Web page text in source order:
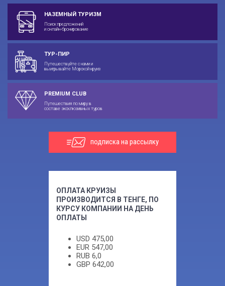
НАЗЕМНЫЙ ТУРИЗМ
Поиск предложений
и онлайн-бронирование
ТУР-ПИР
Путешествуйте с нами и
выигрывайте Морской круиз
PREMIUM CLUB
Путешествия по миру в
составе эксклюзивных туров
подписка на рассылку
ОПЛАТА КРУИЗЫ
ПРОИЗВОДИТСЯ В ТЕНГЕ, ПО
КУРСУ КОМПАНИИ НА ДЕНЬ
ОПЛАТЫ
USD 475,00
EUR 547,00
RUB 6,0
GBP 642,00